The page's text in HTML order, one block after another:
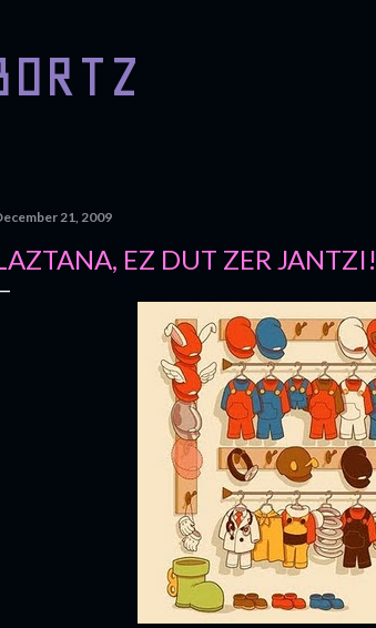
21, 2009
EZ DUT ZER JANTZI!